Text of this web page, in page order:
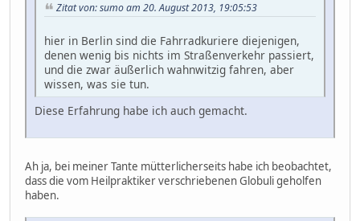
Zitat von: sumo am 20. August 2013, 19:05:53
hier in Berlin sind die Fahrradkuriere diejenigen,
denen wenig bis nichts im Straßenverkehr passiert,
und die zwar äußerlich wahnwitzig fahren, aber
wissen, was sie tun.
Diese Erfahrung habe ich auch gemacht.
Ah ja, bei meiner Tante mütterlicherseits habe ich beobachtet,
dass die vom Heilpraktiker verschriebenen Globuli geholfen
haben.